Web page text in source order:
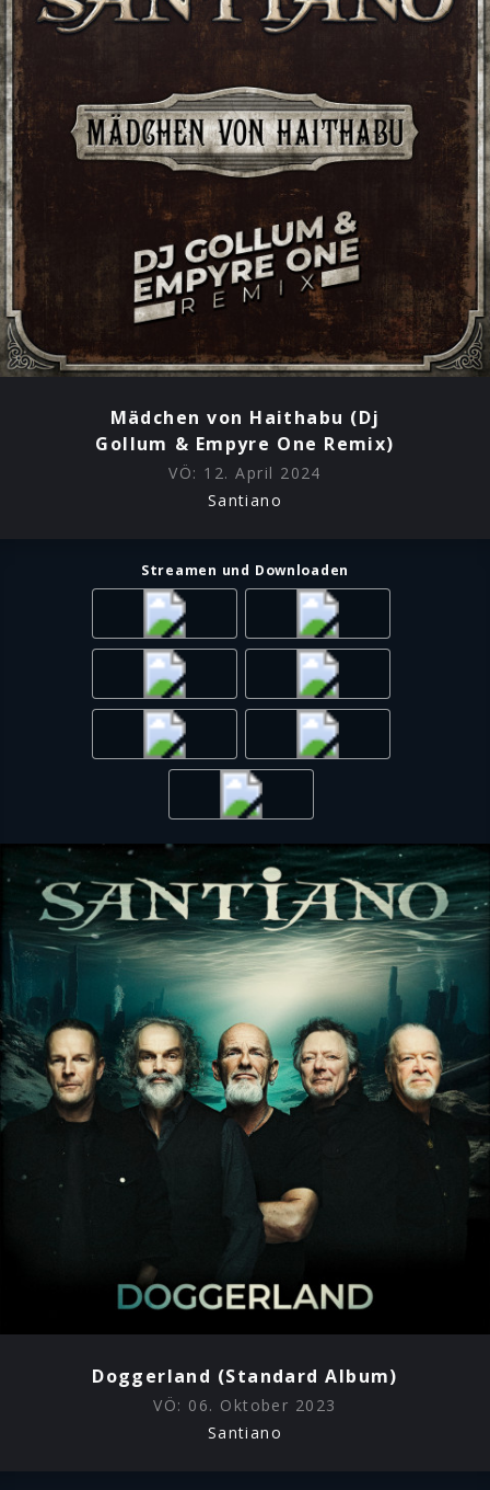
riskieren, um das in Not geratener Menschen zu retten.
Sie sind in der deutschen Musiklandschaft längst fest
verankert: Mit ihrem außergewöhnlichen Mix aus
packendem Rock, traditionellen Shanty-Einflüssen,
hochprozentigen Irish-Folk-Elementen und sofort ins
Ohr gehenden Pop-Melodien begeistern Santiano ein
Publikum jedes Alters. Mittlerweile blickt die von der
Flensburger Förde stammende Formation auf über 5,5
Millionen verkaufte Einheiten ihrer acht
aufeinanderfolgenden Top 1-Alben, weit mehr als 1
Milliarde Streams sowie über 1,5 Millionen verkaufte
Tickets ihrer 500+ gespielten Konzerte zurück. Für die
Mitglieder von Santiano jedoch kein Grund, sich auf die
faule Haut zu legen – wie sie mit ihrer brandneuen
Single für die Seenotretter, dem kraftvollen Song „Retter
Als Konsequenz ihres bisherigen Engagements für die
Deutsche Gesellschaft zur Rettung Schiffbrüchiger und
der daraus resultierenden Botschafter-Ehre wollen
verneigt sich die Band vor der unermüdlichen
Hilfsbereitschaft aller rund 1.000 „Retter in der Not“ der
DGzRS, die jedes Jahr viele hundert Schiffbrüchige und
andere Schutzbedürftige aus Seenot oder
Gefahrensituationen auf Nord- und Ostsee befreien.
Eine einschneidende Erfahrung, die auch Bandmitglied
Pete Sage und seine Frau selbst schon machen
mussten, als sie im vergangenen Jahr auf der Ostsee
mit ihrem Boot gekentert sind und nur dank der Hilfe
der Seenotretter knapp einer Katastrophe entgingen. Mit
„Retter in der Not“ möchten Santiano auf die wichtige
durch Spenden und freiwillige Beiträge finanziert,
aufmerksam machen – und natürlich auch dazu
motivieren, die Seenotretter nach Kräften zu
unterstützen.
Die Band spendet ihre Einnahmen aus dem Song „Retter
in der Not“ an die Seenotretter.
Die Deutsche Gesellschaft zur Rettung Schiffbrüchiger
(DGzRS) ist zuständig für den Such- und Rettungsdienst
auf Nord- und Ostsee. Mehr als 1.000 Seenotretter sind
auf 60 Rettungseinheiten Jahr für Jahr rund 2.000 Mal im
Einsatz – rund um die Uhr, bei jedem Wetter, freiwillig,
unabhängig und spendenfinanziert. Seit der Gründung
1865, vor nahezu 160 Jahren, hat die DGzRS mehr als
86.000 Menschen aus Seenot gerettet oder Gefahr
befreit. Schirmherr der Seenotretter ist der
Bundespräsident.
Promotionleitung: Heiner
Peschmann (Heiner.Peschmann@umusic.com
TV-Promotion: Kathrin Lang
Mädchen von Haithabu (Dj
Gollum & Empyre One Remix)
VÖ: 12. April 2024
Santiano
Streamen und Downloaden
Doggerland (Standard Album)
VÖ: 06. Oktober 2023
Santiano